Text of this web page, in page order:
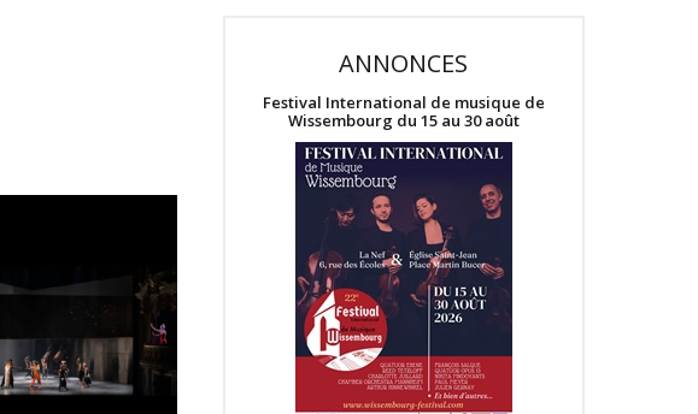
ANNONCES
Festival International de musique de
Wissembourg du 15 au 30 août